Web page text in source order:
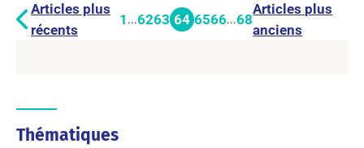
Articles plus
récents
1 ...6263 64 6566...68
Articles plus
anciens
Thématiques